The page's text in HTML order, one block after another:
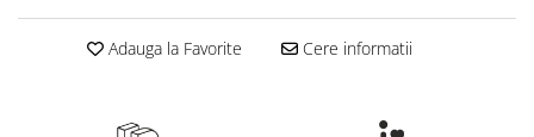
Adauga la Favorite Cere informatii